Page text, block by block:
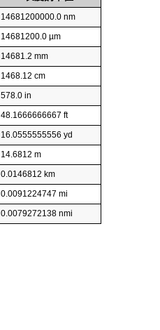
14681200000.0 nm
14681200.0 µm
14681.2 mm
1468.12 cm
578.0 in
48.1666666667 ft
16.0555555556 yd
14.6812 m
0.0146812 km
0.0091224747 mi
0.0079272138 nmi